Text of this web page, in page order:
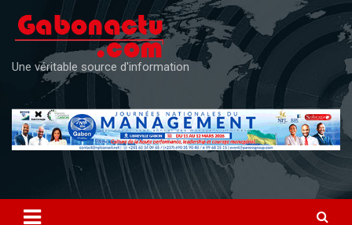
content
Une véritable source d'information